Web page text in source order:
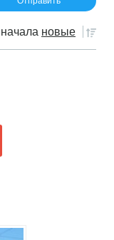
новые